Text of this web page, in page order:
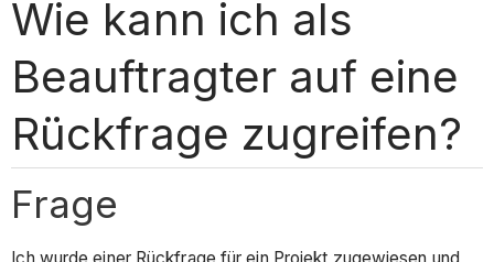
Wie kann ich als
Beauftragter auf eine
Rückfrage zugreifen?
Frage